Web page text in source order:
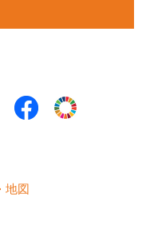
地図